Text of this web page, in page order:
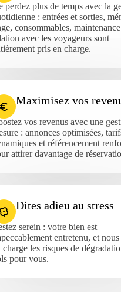
perdez plus de temps avec la
: entrées et sorties,
consommables,
avec les voyageurs sont
pris en charge.
Maximisez vos
vos revenus avec une
: annonces optimisées,
et référencement
attirer davantage de
Dites adieu au stress
serein : votre bien est
entretenu, et
charge les risques de
pour vous.